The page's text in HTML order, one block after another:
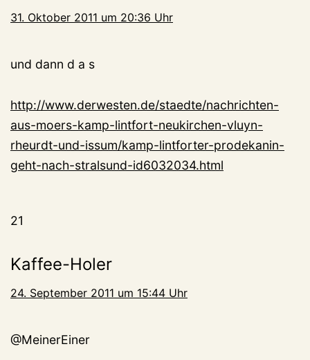
31. Oktober 2011 um 20:36 Uhr
und dann d a s
http://www.derwesten.de/staedte/nachrichten-
aus-moers-kamp-lintfort-neukirchen-vluyn-
rheurdt-und-issum/kamp-lintforter-prodekanin-
geht-nach-stralsund-id6032034.html
21
Kaffee-Holer
24. September 2011 um 15:44 Uhr
@MeinerEiner